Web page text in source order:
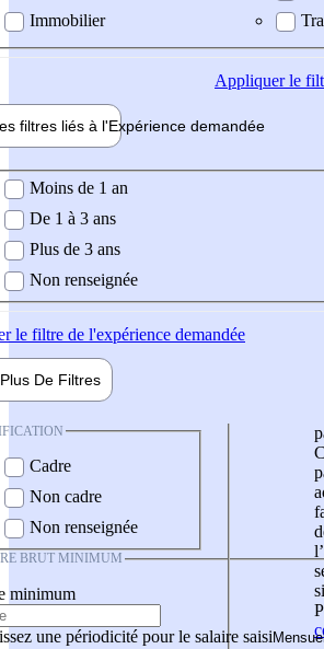
Immobilier
Appliquerle
filtres liés à l'Expérience demandée
demandée
Moins de 1 an
De 1 à 3 ans
Plus de 3 ans
Non renseignée
le filtre de l'expérience demandée
Plus De Filtres
Cadre
Non cadre
Non renseignée
BRUT MINIMUM
minimum
une périodicité pour le salaire saisi